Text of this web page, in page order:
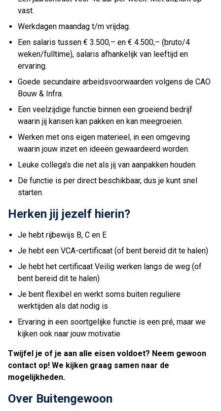
vast.
Werkdagen maandag t/m vrijdag.
Een salaris tussen € 3.500,– en € 4.500,– (bruto/4
weken/fulltime), salaris afhankelijk van leeftijd en
ervaring.
Goede secundaire arbeidsvoorwaarden volgens de CAO
Bouw & Infra.
Een veelzijdige functie binnen een groeiend bedrijf
waarin jij kansen kan pakken en kan meegroeien.
Werken met ons eigen materieel, in een omgeving
waarin jouw inzet en ideeën gewaardeerd worden.
Leuke collega’s die net als jij van aanpakken houden.
De functie is per direct beschikbaar, dus je kunt snel
starten.
Herken jij jezelf hierin?
Je hebt rijbewijs B, C en E
Je hebt een VCA-certificaat (of bent bereid dit te halen)
Je hebt het certificaat Veilig werken langs de weg (of
bent bereid dit te halen)
Je bent flexibel en werkt soms buiten reguliere
werktijden als dat nodig is
Ervaring in een soortgelijke functie is een pré, maar we
kijken ook naar jouw motivatie
Twijfel je of je aan alle eisen voldoet? Neem gewoon
contact op! We kijken graag samen naar de
mogelijkheden.
Over Buitengewoon